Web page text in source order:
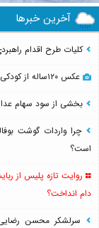
آخرین خبرها
کلیات طرح اقدام
عکس ۱۲۰ساله از کودکی جهانگیر سرتیپ‌پور؛ شهردار خوشنامی که رشت را متحول کرد
بخشی از سود سهام عدالت ۱۴۰۴ تا هفته دولت
چرا واردات گوشت
است؟
روایت تازه پلیس از
دام انداخت؟
سرلشکر محسن رضایی